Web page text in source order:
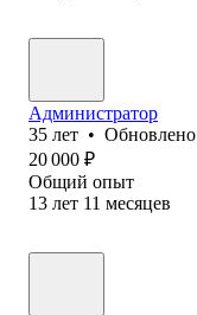
Администратор
35 лет • Обновлено
20 000 ₽
Общий опыт
13 лет 11 месяцев